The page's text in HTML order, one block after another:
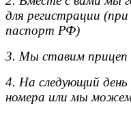
для регистрации
паспорт РФ)
3. Мы ставим
4. На следующий
номера или мы